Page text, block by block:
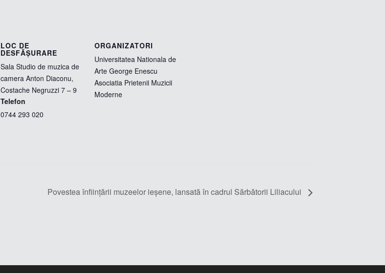
LOC DE
DESFĂȘURARE
Sala Studio de muzica de
camera Anton Diaconu,
Costache Negruzzi 7 – 9
Telefon
0744 293 020
ORGANIZATORI
Universitatea Nationala de
Arte George Enescu
Asociatia Prietenii Muzicii
Moderne
Povestea înființării muzeelor ieșene, lansată în cadrul Sărbătorii Liliacului